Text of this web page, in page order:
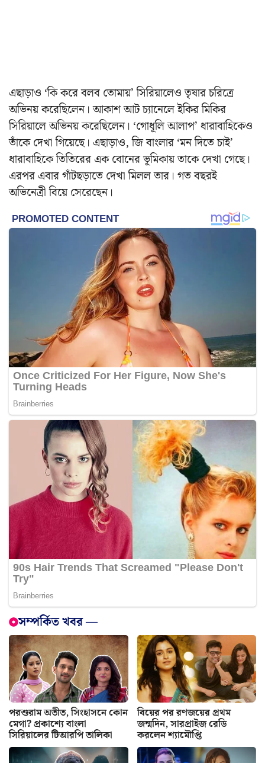
এছাড়াও ‘কি করে বলব তোমায়’ সিরিয়ালেও তৃষার চরিত্রে
অভিনয় করেছিলেন। আকাশ আট চ‍্যানেলে ইকির মিকির
সিরিয়ালে অভিনয় করেছিলেন। ‘গোধূলি আলাপ’ ধারাবাহিকেও
তাঁকে দেখা গিয়েছে। এছাড়াও, জি বাংলার ‘মন দিতে চাই’
ধারাবাহিকে তিতিরের এক বোনের ভূমিকায় তাকে দেখা গেছে।
এরপর এবার গাঁটছড়াতে দেখা মিলল তার। গত বছরই
অভিনেত্রী বিয়ে সেরেছেন।
সম্পর্কিত খবর —
পরশুরাম অতীত, সিংহাসনে কোন
মেগা? প্রকাশ্যে বাংলা
সিরিয়ালের টিআরপি তালিকা
বিয়ের পর রণজয়ের প্রথম
জন্মদিন, সারপ্রাইজ রেডি
করলেন শ্যামৌপ্তি